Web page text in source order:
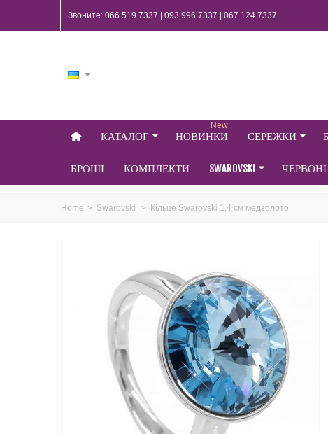
Звоните: 066 519 7337 | 093 996 7337 | 067 124 7337
КАТАЛОГ НОВИНКИ
New
СЕРЕЖКИ
БРОШІ КОМПЛЕКТИ SWAROVSKI
Home > Swarovski > Кільце Swarovski 1,4 см медзолото